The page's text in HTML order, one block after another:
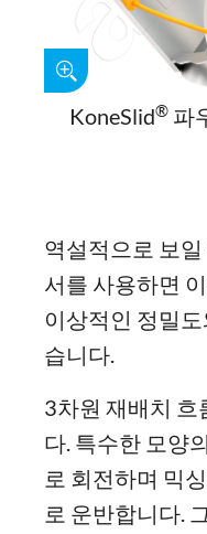
KoneSlid® 파
역설적으로 보
서를 사용하면
이상적인 정밀
습니다.
3차원 재배치 흐
다. 특수한 모양
로 회전하며 믹
로 운반합니다.